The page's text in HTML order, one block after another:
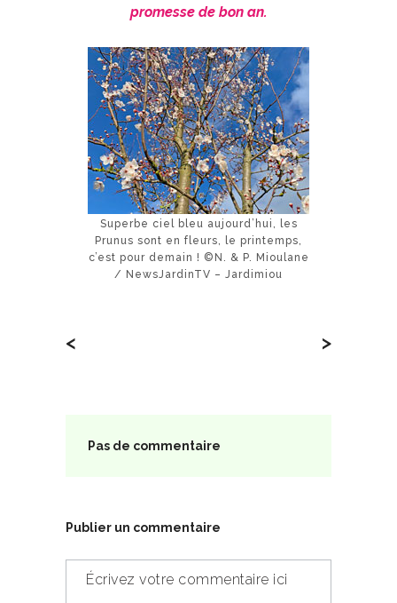
promesse de bon an.
Superbe ciel bleu aujourd’hui, les
Prunus sont en fleurs, le printemps,
c’est pour demain ! ©N. & P. Mioulane
/ NewsJardinTV – Jardimiou
< >
Pas de commentaire
Publier un commentaire